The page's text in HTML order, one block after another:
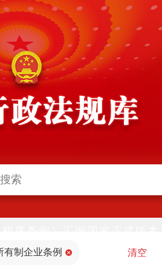
网)同步公布
有制企业条例 清空